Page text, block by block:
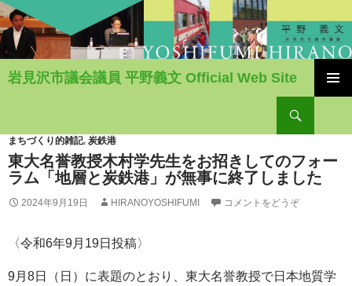
岩見沢市議会議員 平野義文 Official Web Site
ン
ツ
へ
移
動
まちづくり的雑記, 炭鉄港
東大名誉教授木村学先生をお招きしてのフォー
ラム「地層と炭鉄港」が無事に終了しました
2024年9月19日 HIRANOYOSHIFUMI コメントをどうぞ
〈令和6年9月19日投稿〉
9月8日（日）に表題のとおり、東大名誉教授で日本地質学